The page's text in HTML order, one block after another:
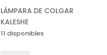
LÁMPARA DE COLGAR
KALESHE
11 disponibles